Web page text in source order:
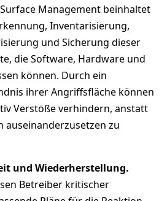
Management beinhaltet
Inventarisierung,
und Sicherung dieser
die Software, Hardware und
können. Durch ein
ihrer Angriffsfläche können
Verstöße verhindern, anstatt
auseinanderzusetzen zu
und Wiederherstellung.
Betreiber kritischer